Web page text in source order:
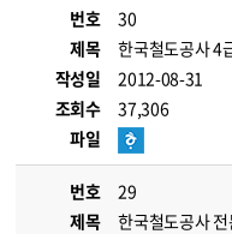
번호
30
제목
한국철도공사 4
작성일
2012-08-31
조회수
37,306
파일
번호
29
제목
한국철도공사